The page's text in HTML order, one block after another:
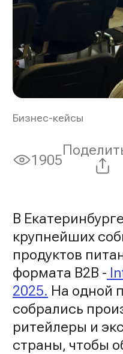
Бизнес-кейсы
1905
В
крупнейших
продуктов
формата B2B -
2025. На одной
собрались
ритейлеры и
страны, чтобы